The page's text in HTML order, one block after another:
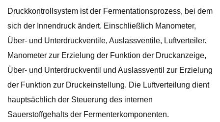
Druckkontrollsystem ist der Fermentationsprozess, bei dem
sich der Innendruck ändert. Einschließlich Manometer,
Über- und Unterdruckventile, Auslassventile, Luftverteiler.
Manometer zur Erzielung der Funktion der Druckanzeige,
Über- und Unterdruckventil und Auslassventil zur Erzielung
der Funktion zur Druckeinstellung. Die Luftverteilung dient
hauptsächlich der Steuerung des internen
Sauerstoffgehalts der Fermenterkomponenten.